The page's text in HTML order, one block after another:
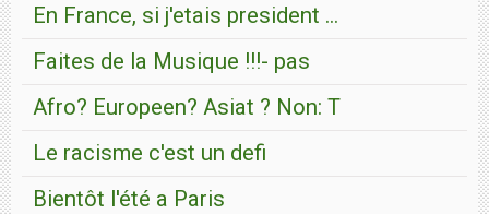
En France, si j'etais president ...
Faites de la Musique !!!- pas
Afro? Europeen? Asiat ? Non: T
Le racisme c'est un defi
Bientôt l'été a Paris